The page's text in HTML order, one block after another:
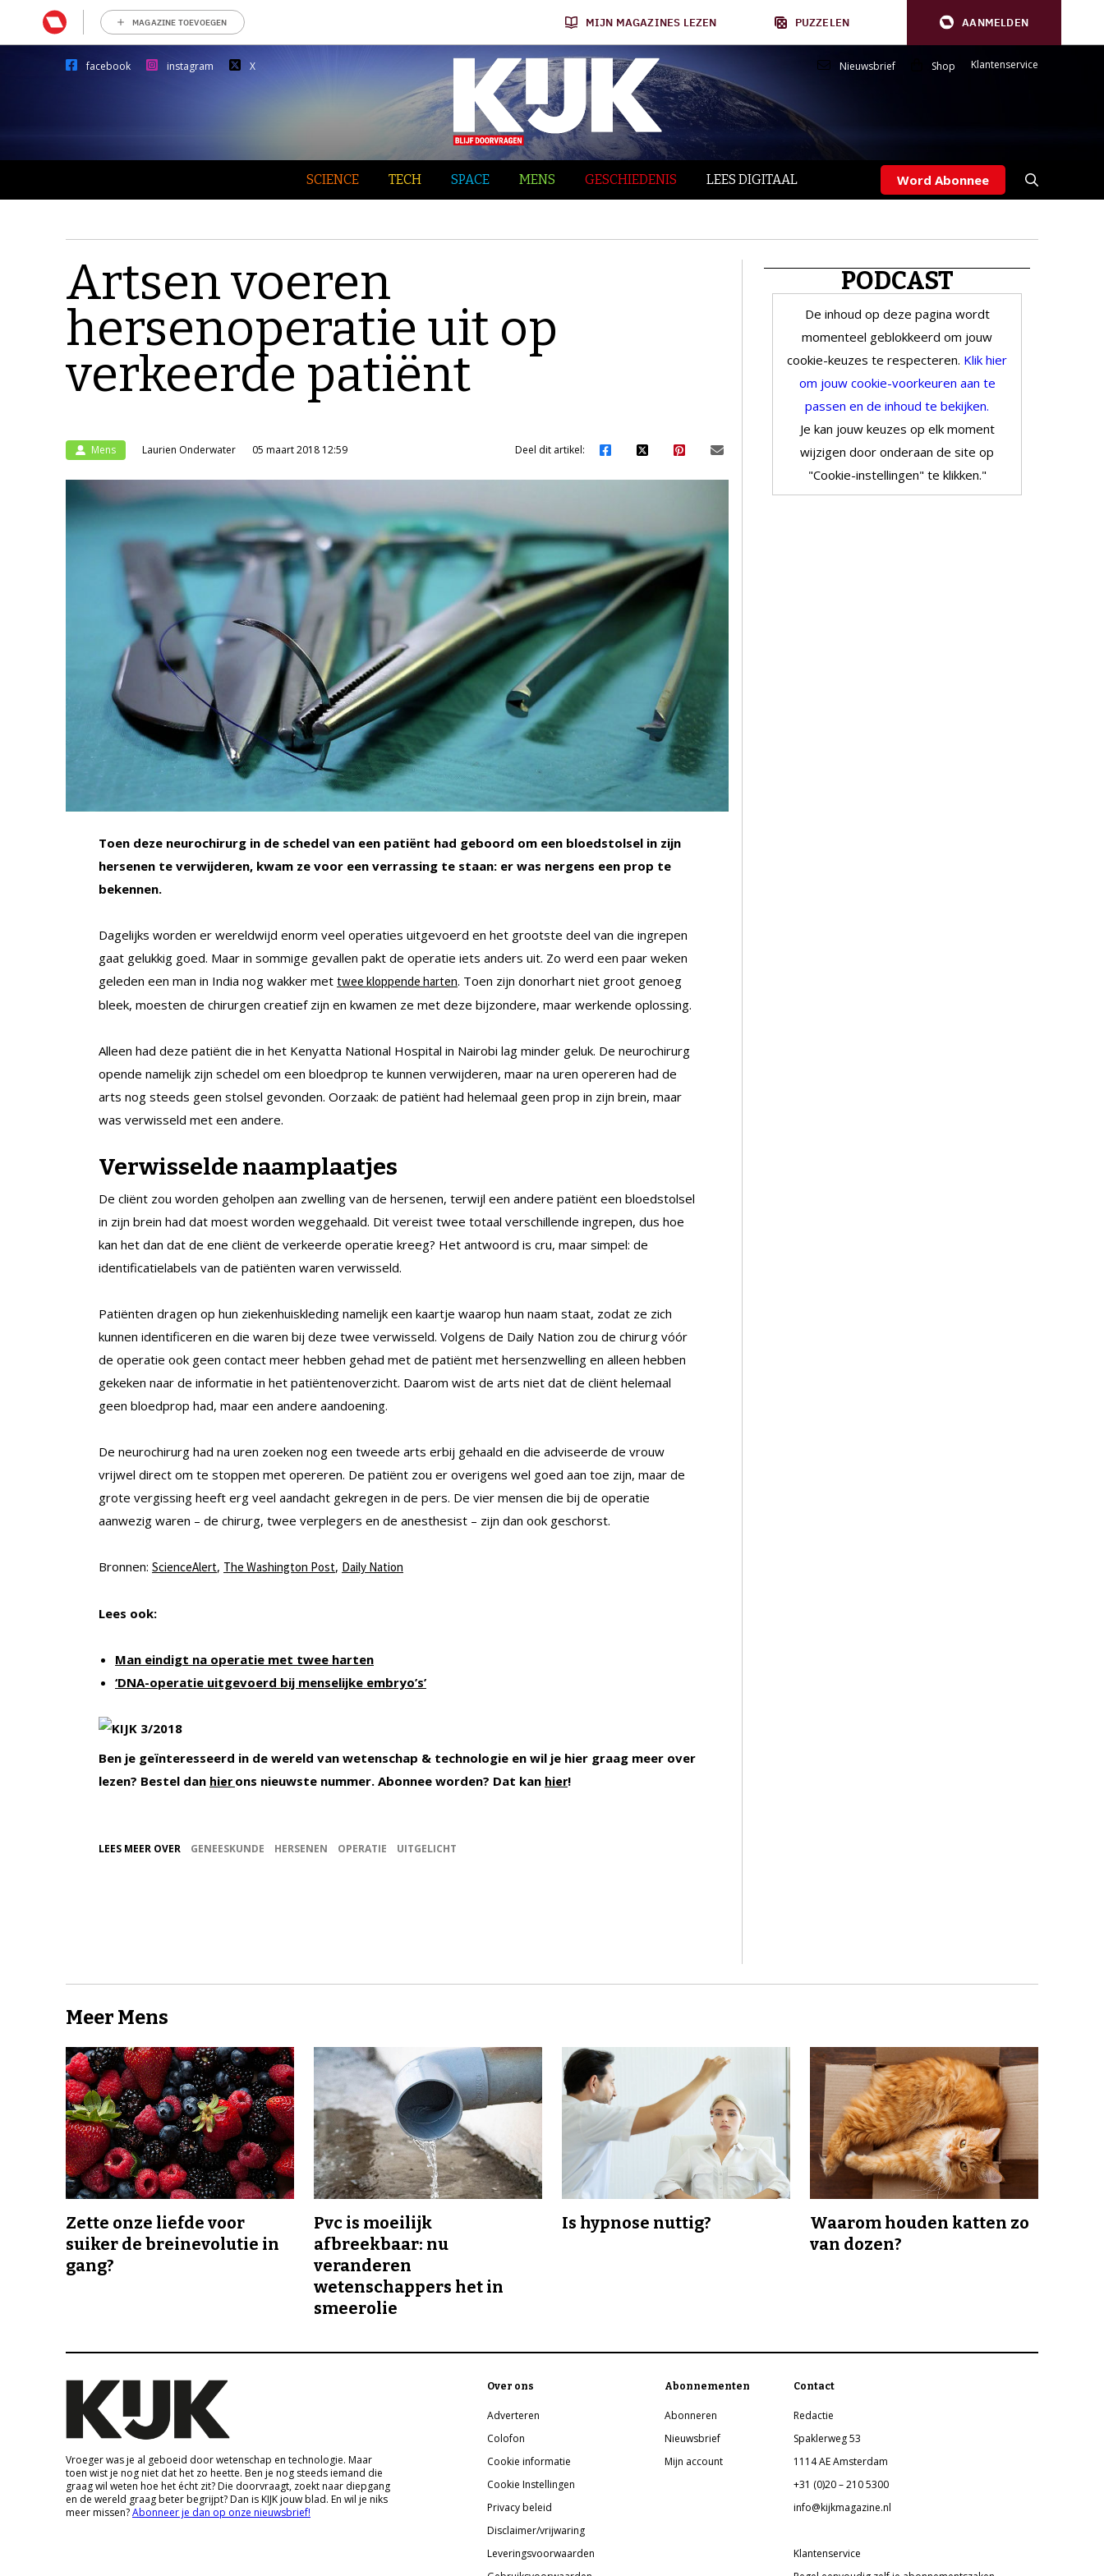
MAGAZINE TOEVOEGEN MIJN MAGAZINES LEZEN PUZZELEN AANMELDEN
facebook instagram X Nieuwsbrief Shop Klantenservice
SCIENCE TECH SPACE MENS GESCHIEDENIS LEES DIGITAAL Word Abonnee
Artsen voeren
hersenoperatie uit op
verkeerde patiënt
Mens Laurien Onderwater 05 maart 2018 12:59 Deel dit artikel:
Toen deze neurochirurg in de schedel van een patiënt had geboord om een bloedstolsel in zijn
hersenen te verwijderen, kwam ze voor een verrassing te staan: er was nergens een prop te
bekennen.
Dagelijks worden er wereldwijd enorm veel operaties uitgevoerd en het grootste deel van die ingrepen
gaat gelukkig goed. Maar in sommige gevallen pakt de operatie iets anders uit. Zo werd een paar weken
geleden een man in India nog wakker met twee kloppende harten. Toen zijn donorhart niet groot genoeg
bleek, moesten de chirurgen creatief zijn en kwamen ze met deze bijzondere, maar werkende oplossing.
Alleen had deze patiënt die in het Kenyatta National Hospital in Nairobi lag minder geluk. De neurochirurg
opende namelijk zijn schedel om een bloedprop te kunnen verwijderen, maar na uren opereren had de
arts nog steeds geen stolsel gevonden. Oorzaak: de patiënt had helemaal geen prop in zijn brein, maar
was verwisseld met een andere.
Verwisselde naamplaatjes
De cliënt zou worden geholpen aan zwelling van de hersenen, terwijl een andere patiënt een bloedstolsel
in zijn brein had dat moest worden weggehaald. Dit vereist twee totaal verschillende ingrepen, dus hoe
kan het dan dat de ene cliënt de verkeerde operatie kreeg? Het antwoord is cru, maar simpel: de
identificatielabels van de patiënten waren verwisseld.
Patiënten dragen op hun ziekenhuiskleding namelijk een kaartje waarop hun naam staat, zodat ze zich
kunnen identificeren en die waren bij deze twee verwisseld. Volgens de Daily Nation zou de chirurg vóór
de operatie ook geen contact meer hebben gehad met de patiënt met hersenzwelling en alleen hebben
gekeken naar de informatie in het patiëntenoverzicht. Daarom wist de arts niet dat de cliënt helemaal
geen bloedprop had, maar een andere aandoening.
De neurochirurg had na uren zoeken nog een tweede arts erbij gehaald en die adviseerde de vrouw
vrijwel direct om te stoppen met opereren. De patiënt zou er overigens wel goed aan toe zijn, maar de
grote vergissing heeft erg veel aandacht gekregen in de pers. De vier mensen die bij de operatie
aanwezig waren – de chirurg, twee verplegers en de anesthesist – zijn dan ook geschorst.
Bronnen: ScienceAlert, The Washington Post, Daily Nation
Lees ook:
Man eindigt na operatie met twee harten
‘DNA-operatie uitgevoerd bij menselijke embryo’s’
Ben je geïnteresseerd in de wereld van wetenschap & technologie en wil je hier graag meer over
lezen? Bestel dan hier ons nieuwste nummer. Abonnee worden? Dat kan hier!
LEES MEER OVER GENEESKUNDE HERSENEN OPERATIE UITGELICHT
PODCAST
De inhoud op deze pagina wordt
momenteel geblokkeerd om jouw
cookie-keuzes te respecteren. Klik hier
om jouw cookie-voorkeuren aan te
passen en de inhoud te bekijken.
Je kan jouw keuzes op elk moment
wijzigen door onderaan de site op
"Cookie-instellingen" te klikken."
Meer Mens
Zette onze liefde voor
suiker de breinevolutie in
gang?
Pvc is moeilijk
afbreekbaar: nu
veranderen
wetenschappers het in
smeerolie
Is hypnose nuttig?
Waarom houden katten zo
van dozen?
Vroeger was je al geboeid door wetenschap en technologie. Maar
toen wist je nog niet dat het zo heette. Ben je nog steeds iemand die
graag wil weten hoe het écht zit? Die doorvraagt, zoekt naar diepgang
en de wereld graag beter begrijpt? Dan is KIJK jouw blad. En wil je niks
meer missen?Abonneer je dan op onze nieuwsbrief!
Over ons
Adverteren
Colofon
Cookie informatie
Cookie Instellingen
Privacy beleid
Disclaimer/vrijwaring
Leveringsvoorwaarden
Abonnementen
Abonneren
Nieuwsbrief
Mijn account
Contact
Redactie
Spaklerweg 53
1114 AE Amsterdam
+31 (0)20 – 210 5300
info@kijkmagazine.nl
Klantenservice